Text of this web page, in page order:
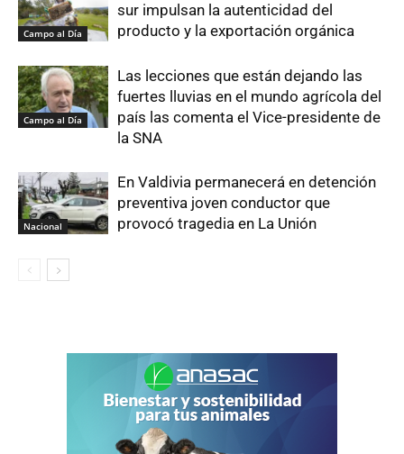
Campo al Día
sur impulsan la autenticidad del
producto y la exportación orgánica
Campo al Día
Las lecciones que están dejando las
fuertes lluvias en el mundo agrícola del
país las comenta el Vice-presidente de
la SNA
Nacional
En Valdivia permanecerá en detención
preventiva joven conductor que
provocó tragedia en La Unión